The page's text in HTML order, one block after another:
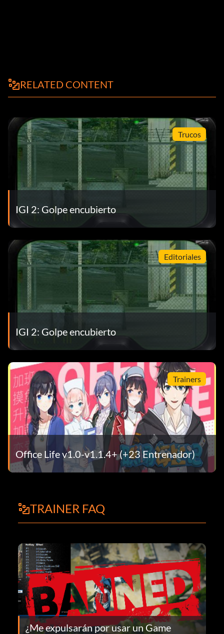
RELATED CONTENT
Trucos
IGI 2: Golpe encubierto
Editoriales
IGI 2: Golpe encubierto
Trainers
Office Life v1.0-v1.1.4+ (+23 Entrenador)
TRAINER FAQ
¿Me expulsarán por usar un Game